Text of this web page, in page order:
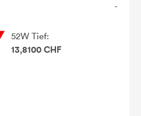
-
52W Tief:
13,8100 CHF